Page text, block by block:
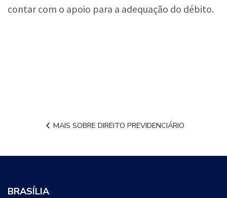
contar com o apoio para a adequação do débito.
MAIS SOBRE DIREITO PREVIDENCIÁRIO
BRASÍLIA